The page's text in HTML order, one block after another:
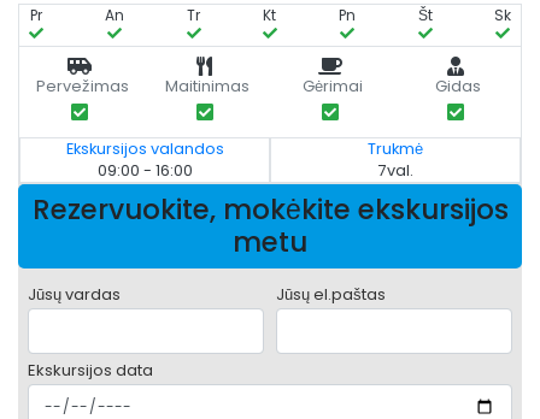
Pr An Tr Kt Pn Št Sk
Pervežimas Maitinimas Gėrimai Gidas
Ekskursijos valandos
09:00 - 16:00
Trukmė
7val.
Rezervuokite, mokėkite ekskursijos
metu
Jūsų vardas Jūsų el.paštas
Ekskursijos data